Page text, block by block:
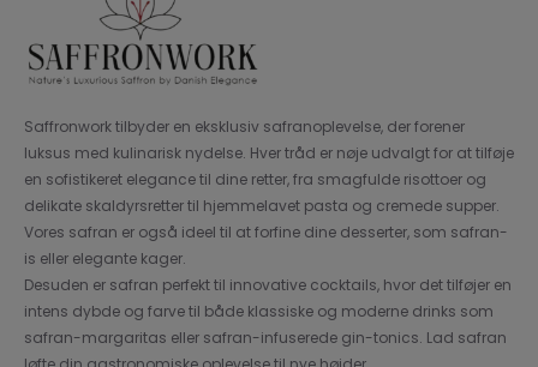
Saffronwork tilbyder en eksklusiv safranoplevelse, der forener
luksus med kulinarisk nydelse. Hver tråd er nøje udvalgt for at tilføje
en sofistikeret elegance til dine retter, fra smagfulde risottoer og
delikate skaldyrsretter til hjemmelavet pasta og cremede supper.
Vores safran er også ideel til at forfine dine desserter, som safran-
is eller elegante kager.
Desuden er safran perfekt til innovative cocktails, hvor det tilføjer en
intens dybde og farve til både klassiske og moderne drinks som
safran-margaritas eller safran-infuserede gin-tonics. Lad safran